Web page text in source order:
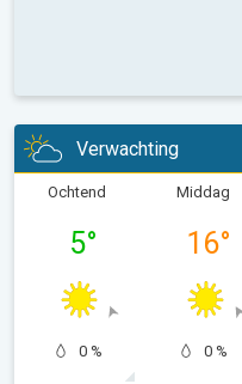
Verwachting
Ochtend
5°
0 %
Middag
16°
0 %